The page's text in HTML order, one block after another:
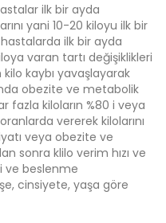
ilk bir ayda
yani 10-20 kiloyu ilk bir
ilk bir ayda
varan tartı değişiklikleri
kaybı yavaşlayarak
obezite ve metabolik
fazla kiloların %80 i veya
vererek kilolarını
veya obezite ve
sonra klilo verim hızı ve
ve beslenme
işe, cinsiyete, yaşa göre